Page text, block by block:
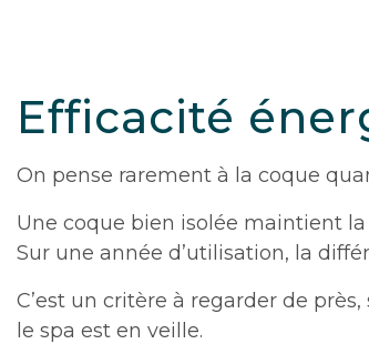
Efficacité
On pense rarement à la coque
Une coque bien isolée maintient
Sur une année d’utilisation, la
C’est un critère à regarder de
le spa est en veille.